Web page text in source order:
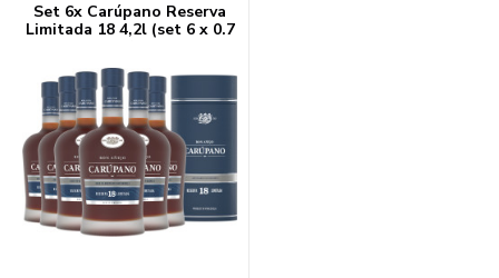
Set 6x Carúpano Reserva
Limitada 18 4,2l (set 6 x 0.7